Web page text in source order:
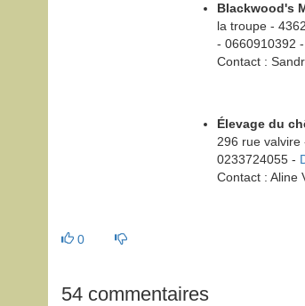
Blackwood's
la troupe -
- 0660910392 -
Contact :
Élevage du
296 rue valvire
0233724055 -
Contact : Aline
0
54 commentaires